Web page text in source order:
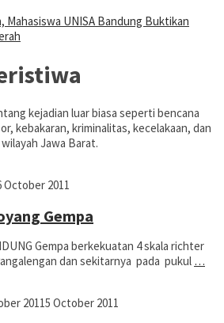
Mahasiswa UNISA Bandung Buktikan
kejadian luar biasa seperti bencana
kebakaran, kriminalitas, kecelakaan, dan
Jawa Barat.
October 2011
Gempa
Gempa berkekuatan 4 skala richter
dan sekitarnya pada pukul …
20115 October 2011